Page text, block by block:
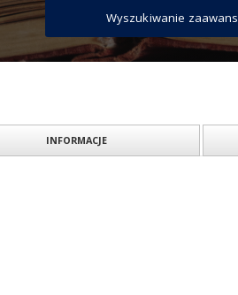
Wyszukiwanie
INFORMACJE